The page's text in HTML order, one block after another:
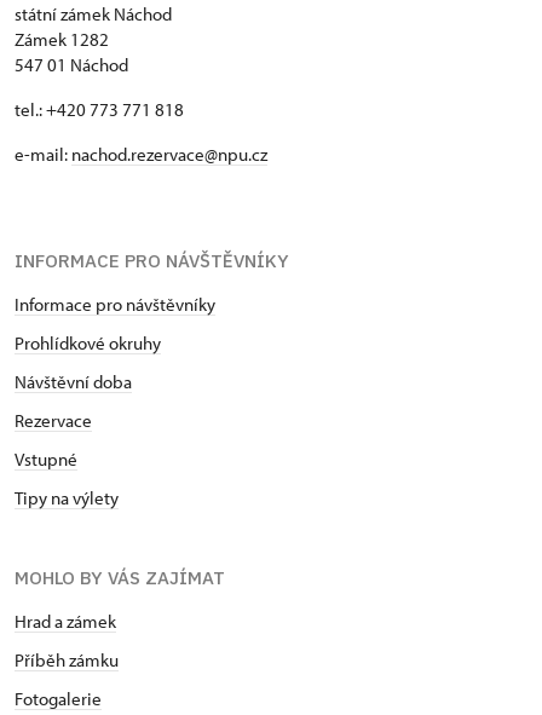
státní zámek Náchod
Zámek 1282
547 01 Náchod
tel.: +420 773 771 818
e-mail: nachod.rezervace@npu.cz
INFORMACE PRO NÁVŠTĚVNÍKY
Informace pro návštěvníky
Prohlídkové okruhy
Návštěvní doba
Rezervace
Vstupné
Tipy na výlety
MOHLO BY VÁS ZAJÍMAT
Hrad a zámek
Příběh zámku
Fotogalerie